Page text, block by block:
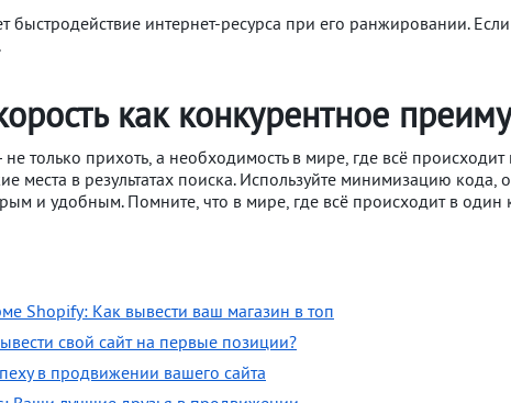
быстродействие интернет-ресурса при его ранжировании.
как конкурентное
только прихоть, а необходимость в мире, где всё
места в результатах поиска. Используйте минимизацию
и удобным. Помните, что в мире, где всё происходит в
Shopify: Как вывести ваш магазин в топ
свой сайт на первые позиции?
в продвижении вашего сайта